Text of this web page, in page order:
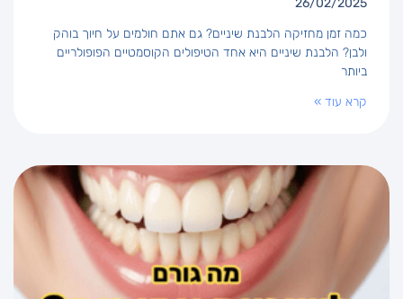
26/02/2025
כמה זמן מחזיקה הלבנת שיניים? גם אתם חולמים על חיוך בוהק
ולבן? הלבנת שיניים היא אחד הטיפולים הקוסמטיים הפופולריים
ביותר
קרא עוד »